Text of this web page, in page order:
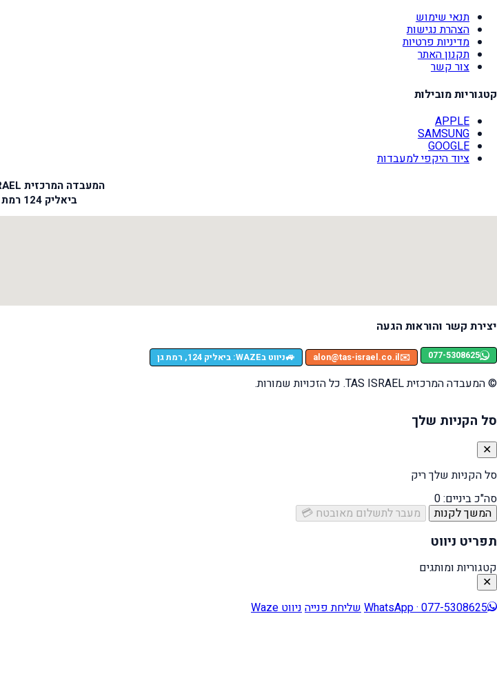
תנאי שימוש
הצהרת נגישות
מדיניות פרטיות
תקנון האתר
צור קשר
קטגוריות מובילות
APPLE
SAMSUNG
GOOGLE
ציוד היקפי למעבדות
המעבדה המרכזית TAS ISRAEL
ביאליק 124 רמת גן
יצירת קשר והוראות הגעה
077-5308625
✉️
alon@tas-israel.co.il
🚙ניווט בWAZE: ביאליק 124, רמת גן
© המעבדה המרכזית TAS ISRAEL. כל הזכויות שמורות.
סל הקניות שלך
✕
סל הקניות שלך ריק
סה"כ ביניים:0
המשך לקנות
מעבר לתשלום מאובטח 💳
תפריט ניווט
קטגוריות ומותגים
✕
WhatsApp · 077-5308625שליחת פנייהניווט Waze